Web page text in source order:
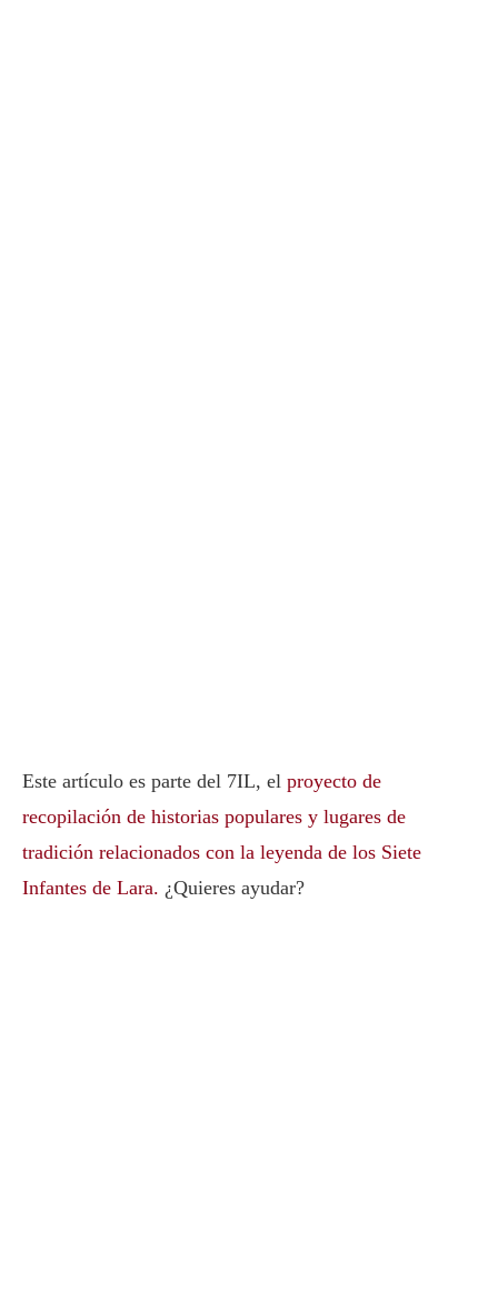
Este artículo es parte del 7IL, el proyecto de
recopilación de historias populares y lugares de
tradición relacionados con la leyenda de los Siete
Infantes de Lara. ¿Quieres ayudar?